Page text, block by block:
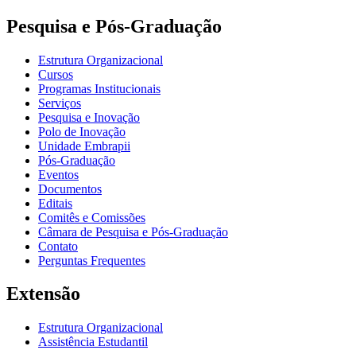
Pesquisa e Pós-Graduação
Estrutura Organizacional
Cursos
Programas Institucionais
Serviços
Pesquisa e Inovação
Polo de Inovação
Unidade Embrapii
Pós-Graduação
Eventos
Documentos
Editais
Comitês e Comissões
Câmara de Pesquisa e Pós-Graduação
Contato
Perguntas Frequentes
Extensão
Estrutura Organizacional
Assistência Estudantil